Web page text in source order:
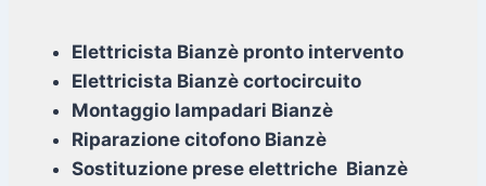
Elettricista Bianzè pronto intervento
Elettricista Bianzè cortocircuito
Montaggio lampadari Bianzè
Riparazione citofono Bianzè
Sostituzione prese elettriche Bianzè